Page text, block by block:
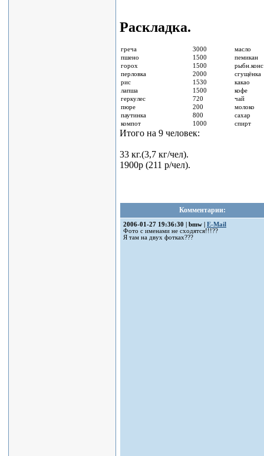
Раскладка.
греча 3000
масло
пшено
1500
пемикан
горох
1500
рыбн.конс
перловка
2000
сгущёнка
рис
1530
какао
лапша
1500
кофе
геркулес
720
чай
пюре
200
молоко
паутинка
800
сахар
компот
1000 спирт
Итого на 9 человек:
33 кг.(3,7 кг/чел).
1900р (211 р/чел).
Комментарии:
2006-01-27 19:36:30 | bmw | E-Mail
Фото с именами не сходятся!!!??
Я там на двух фотках???